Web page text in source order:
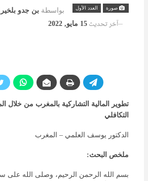
صورة العدد الأول بواسطة بن جدو بلخير المشرف العام
آخر تحديث 15 مايو, 2022
تطوير المالية التشاركية بالمغرب من خلال
التكافلي
الدكتور يوسف العلمي – المغرب
ملخص البحث:
بسم الله الرحمن الرحيم، وصلى الله على